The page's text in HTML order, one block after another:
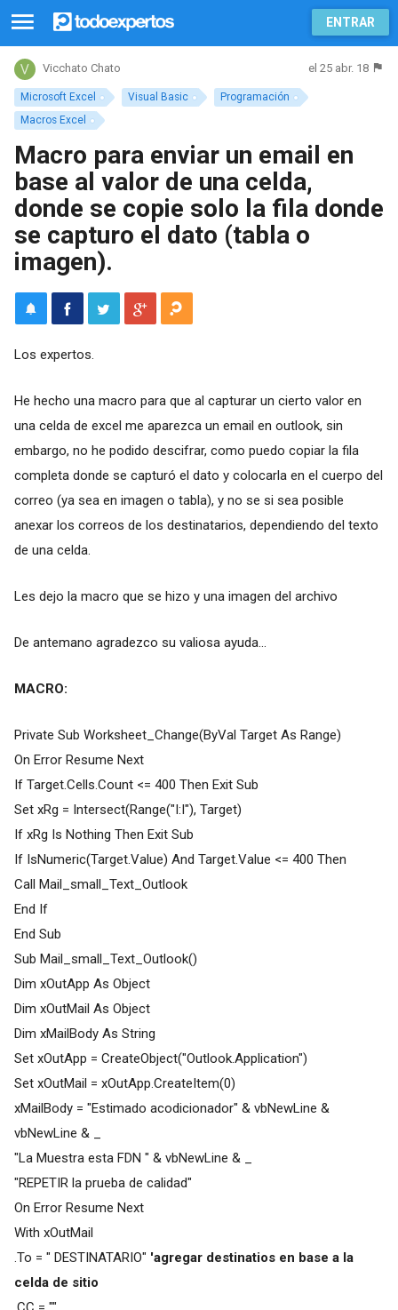
ENTRAR
Microsoft Excel Visual Basic
Programación
Macros Excel
Vicchato Chato el 25 abr. 18
Macro para enviar un email en
base al valor de una celda,
donde se copie solo la fila donde
se capturo el dato (tabla o
imagen).
Los expertos.
He hecho una macro para que al capturar un cierto valor en
una celda de excel me aparezca un email en outlook, sin
embargo, no he podido descifrar, como puedo copiar la fila
completa donde se capturó el dato y colocarla en el cuerpo del
correo (ya sea en imagen o tabla), y no se si sea posible
anexar los correos de los destinatarios, dependiendo del texto
de una celda.
Les dejo la macro que se hizo y una imagen del archivo
De antemano agradezco su valiosa ayuda...
MACRO:
Private Sub Worksheet_Change(ByVal Target As Range)
On Error Resume Next
If Target.Cells.Count <= 400 Then Exit Sub
Set xRg = Intersect(Range("I:I"), Target)
If xRg Is Nothing Then Exit Sub
If IsNumeric(Target.Value) And Target.Value <= 400 Then
Call Mail_small_Text_Outlook
End If
End Sub
Sub Mail_small_Text_Outlook()
Dim xOutApp As Object
Dim xOutMail As Object
Dim xMailBody As String
Set xOutApp = CreateObject("Outlook.Application")
Set xOutMail = xOutApp.CreateItem(0)
xMailBody = "Estimado acodicionador" & vbNewLine &
vbNewLine & _
"La Muestra esta FDN " & vbNewLine & _
"REPETIR la prueba de calidad"
On Error Resume Next
With xOutMail
.To = " DESTINATARIO" 'agregar destinatios en base a la
celda de sitio